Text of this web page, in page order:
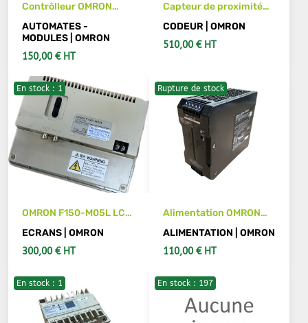
Contrôlleur OMRON
CPM1-20CDR-A
AUTOMATES -
MODULES | OMRON
150,00 € HT
VOIR LES DÉTAILS
Capteur de proximité
OMRON E2E-X3D1-N 3M
CODEUR | OMRON
510,00 € HT
AJOUTER AU PANIER
En stock : 1
OMRON F150-M05L LCD
TouchScreen Display
Terminal monitor
24VDC
ECRANS | OMRON
300,00 € HT
AJOUTER AU PANIER
Rupture de stock
Alimentation OMRON
S8VK-T24024 24V
ALIMENTATION | OMRON
110,00 € HT
VOIR LES DÉTAILS
En stock : 1 En stock : 197